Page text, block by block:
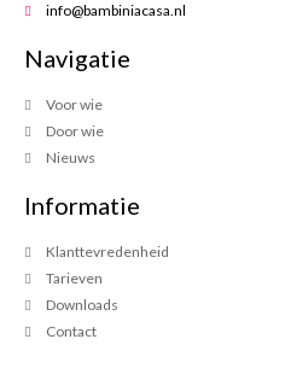
info@bambiniacasa.nl
Navigatie
Voor wie
Door wie
Nieuws
Informatie
Klanttevredenheid
Tarieven
Downloads
Contact